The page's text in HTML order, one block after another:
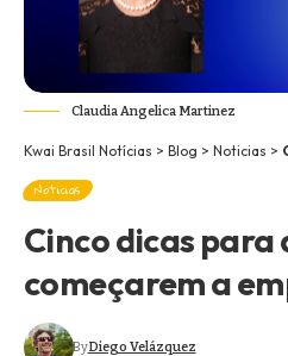
Claudia Angelica Martinez
Kwai Brasil Notícias > Blog > Noticias >
Noticias
Cinco dicas para
começarem a
ByDiego Velázquez